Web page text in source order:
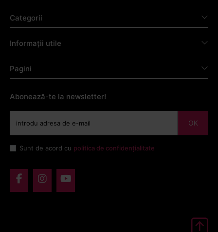
Categorii
Informații utile
Pagini
Abonează-te la newsletter!
OK
Sunt de acord cu politica de confidențialitate